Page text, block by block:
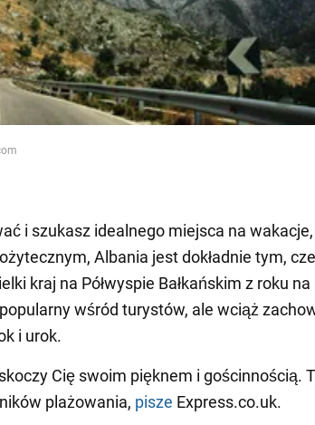
i szukasz idealnego miejsca na
Albania jest dokładnie tym,
kraj na Półwyspie Bałkańskim z roku na
wśród turystów, ale wciąż
i urok.
Cię swoim pięknem i gościnnością.
plażowania, pisze Express.co.uk.